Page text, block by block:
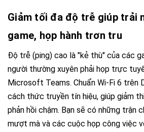
Giảm tối đa độ trễ giúp trải
game, họp hành trơn tru
Độ trễ (ping) cao là "kẻ thù" của các
người thường xuyên phải họp trực
Microsoft Teams. Chuẩn Wi-Fi 6 trên
cách thức truyền tín hiệu, giúp giảm
phản hồi chậm. Bạn sẽ có những trận
mượt mà và các cuộc họp công việc